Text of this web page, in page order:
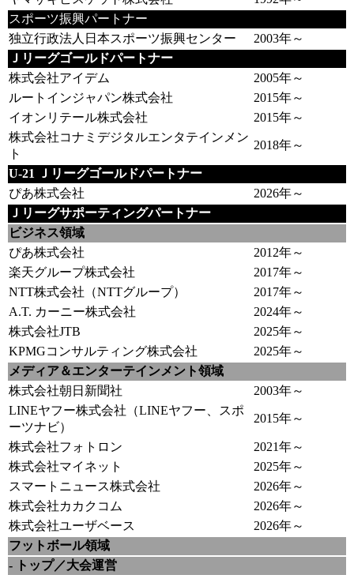
スポーツ振興パートナー
独立行政法人日本スポーツ振興センター
2003年～
Ｊリーグゴールドパートナー
株式会社アイデム
2005年～
ルートインジャパン株式会社
2015年～
イオンリテール株式会社
2015年～
株式会社コナミデジタルエンタテインメン
ト
2018年～
U-21 Ｊリーグゴールドパートナー
ぴあ株式会社
2026年～
Ｊリーグサポーティングパートナー
ビジネス領域
ぴあ株式会社
2012年～
楽天グループ株式会社
2017年～
NTT株式会社（NTTグループ）
2017年～
A.T. カーニー株式会社
2024年～
株式会社JTB
2025年～
KPMGコンサルティング株式会社
2025年～
メディア＆エンターテインメント領域
株式会社朝日新聞社
2003年～
LINEヤフー株式会社（LINEヤフー、スポ
ーツナビ）
2015年～
株式会社フォトロン
2021年～
株式会社マイネット
2025年～
スマートニュース株式会社
2026年～
株式会社カカクコム
2026年～
株式会社ユーザベース
2026年～
フットボール領域
- トップ／大会運営